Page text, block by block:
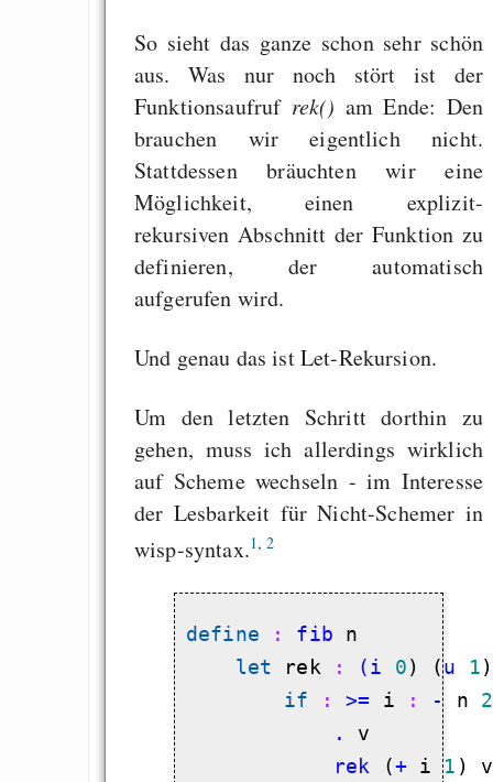
So sieht das ganze schon sehr schön
aus. Was nur noch stört ist der
Funktionsaufruf rek() am Ende: Den
brauchen wir eigentlich nicht.
Stattdessen bräuchten wir eine
Möglichkeit, einen explizit-
rekursiven Abschnitt der Funktion zu
definieren, der automatisch
aufgerufen wird.
Und genau das ist Let-Rekursion.
Um den letzten Schritt dorthin zu
gehen, muss ich allerdings wirklich
auf Scheme wechseln - im Interesse
der Lesbarkeit für Nicht-Schemer in
wisp-syntax.1,2
define : fib n
let
rek : (i 0) (u 1
if : >= i : - n 2
            .
            rek
(+ i 1 )